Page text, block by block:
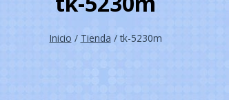
Inicio / Tienda / tk-5230m